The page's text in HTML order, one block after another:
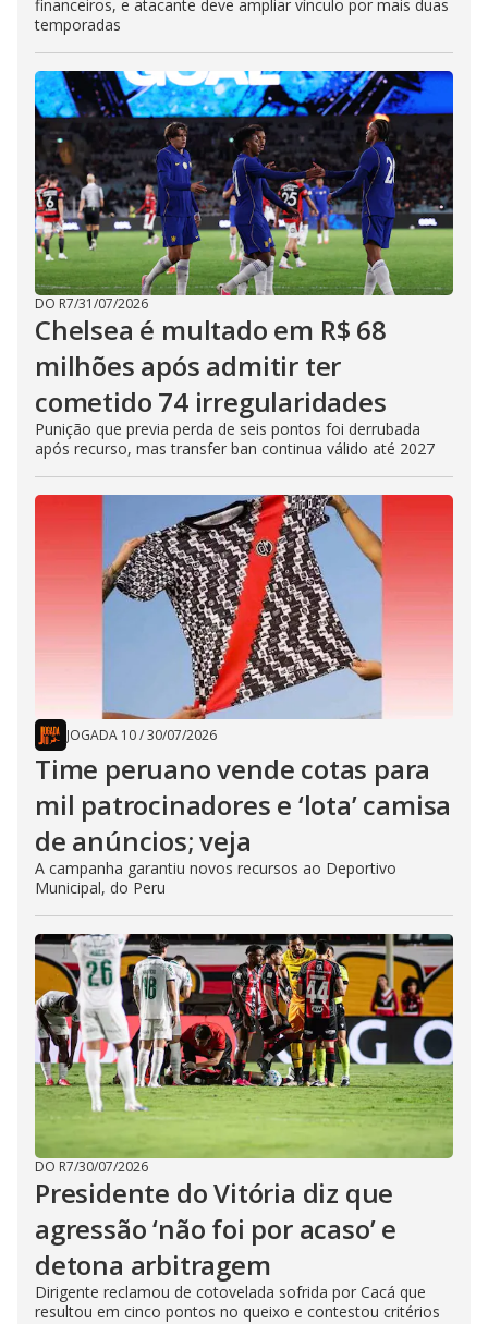
financeiros, e atacante deve ampliar vínculo por mais duas
temporadas
DO R7/31/07/2026
Chelsea é multado em R$ 68
milhões após admitir ter
cometido 74 irregularidades
Punição que previa perda de seis pontos foi derrubada
após recurso, mas transfer ban continua válido até 2027
JOGADA 10/30/07/2026
Time peruano vende cotas para
mil patrocinadores e ‘lota’ camisa
de anúncios; veja
A campanha garantiu novos recursos ao Deportivo
Municipal, do Peru
DO R7/30/07/2026
Presidente do Vitória diz que
agressão ‘não foi por acaso’ e
detona arbitragem
Dirigente reclamou de cotovelada sofrida por Cacá que
resultou em cinco pontos no queixo e contestou critérios